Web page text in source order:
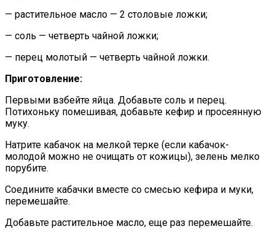
— растительное масло — 2 столовые ложки;
— соль — четверть чайной ложки;
— перец молотый — четверть чайной ложки.
Приготовление:
Первыми взбейте яйца. Добавьте соль и перец.
Потихоньку помешивая, добавьте кефир и просеянную
муку.
Натрите кабачок на мелкой терке (если кабачок-
молодой можно не очищать от кожицы), зелень мелко
порубите.
Соедините кабачки вместе со смесью кефира и муки,
перемешайте.
Добавьте растительное масло, еще раз перемешайте.